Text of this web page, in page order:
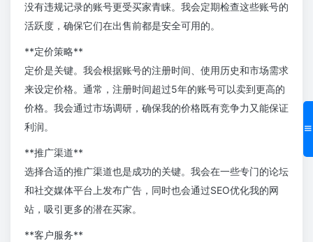
没有违规记录的账号更受买家青睐。我会定期检查这些账号的
活跃度，确保它们在出售前都是安全可用的。
**定价策略**
定价是关键。我会根据账号的注册时间、使用历史和市场需求
来设定价格。通常，注册时间超过5年的账号可以卖到更高的
价格。我会通过市场调研，确保我的价格既有竞争力又能保证
利润。
**推广渠道**
选择合适的推广渠道也是成功的关键。我会在一些专门的论坛
和社交媒体平台上发布广告，同时也会通过SEO优化我的网
站，吸引更多的潜在买家。
**客户服务**